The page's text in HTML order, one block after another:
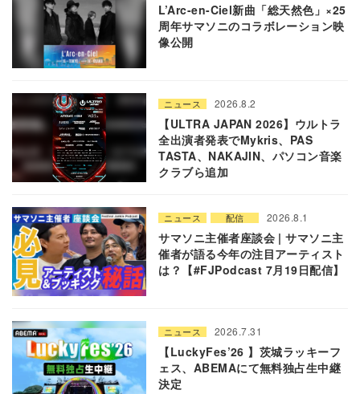
L’Arc-en-Ciel新曲「総天然色」×25
周年サマソニのコラボレーション映
像公開
ニュース 2026.8.2
【ULTRA JAPAN 2026】ウルトラ
全出演者発表でMykris、PAS
TASTA、NAKAJIN、パソコン音楽
クラブら追加
ニュース 配信 2026.8.1
サマソニ主催者座談会 | サマソニ主
催者が語る今年の注目アーティスト
は？【#FJPodcast 7月19日配信】
ニュース 2026.7.31
【LuckyFes’26 】茨城ラッキーフ
ェス、ABEMAにて無料独占生中継
決定